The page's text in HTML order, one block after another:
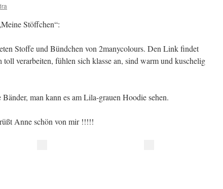
Stöffchen“:
Stoffe und Bündchen von 2manycolours. Den Link findet
verarbeiten, fühlen sich klasse an, sind warm und kuschelig
man kann es am Lila-grauen Hoodie sehen.
Anne schön von mir !!!!!